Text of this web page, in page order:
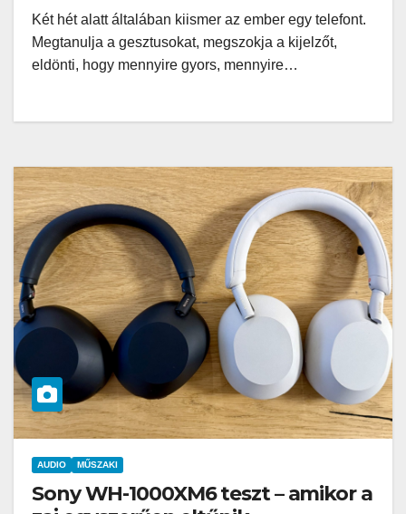
Két hét alatt általában kiismer az ember egy telefont.
Megtanulja a gesztusokat, megszokja a kijelzőt,
eldönti, hogy mennyire gyors, mennyire…
AUDIO MŰSZAKI
Sony WH-1000XM6 teszt – amikor a